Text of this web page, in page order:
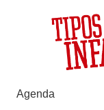
Agenda